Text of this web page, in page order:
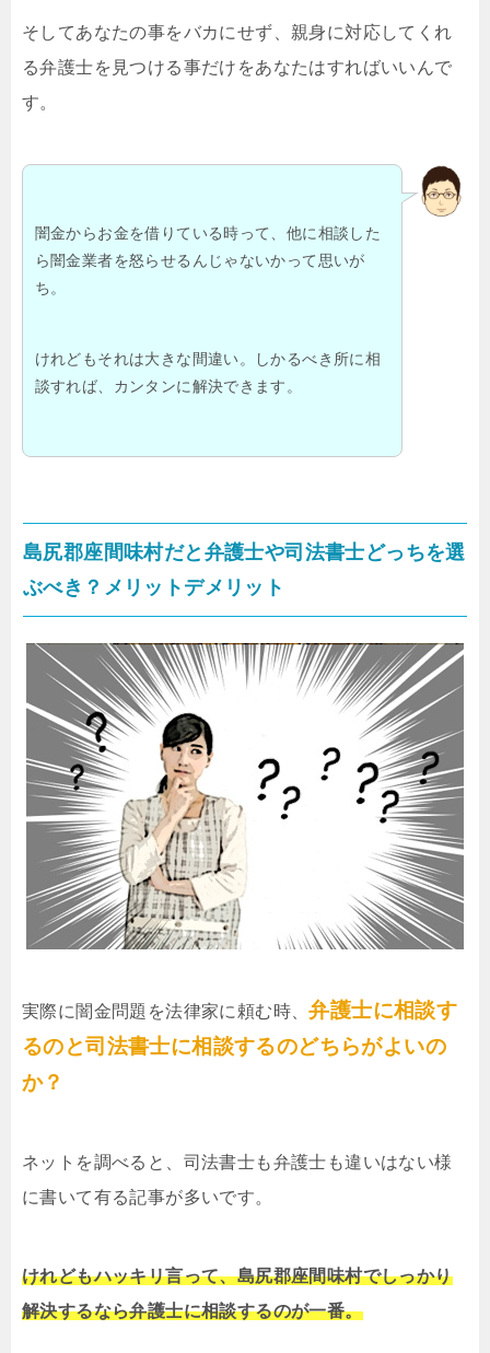
そしてあなたの事をバカにせず、親身に対応してくれ
る弁護士を見つける事だけをあなたはすればいいんで
す。
闇金からお金を借りている時って、他に相談した
ら闇金業者を怒らせるんじゃないかって思いが
ち。
けれどもそれは大きな間違い。しかるべき所に相
談すれば、カンタンに解決できます。
島尻郡座間味村だと弁護士や司法書士どっちを選
ぶべき？メリットデメリット
実際に闇金問題を法律家に頼む時、弁護士に相談す
るのと司法書士に相談するのどちらがよいの
か？
ネットを調べると、司法書士も弁護士も違いはない様
に書いて有る記事が多いです。
けれどもハッキリ言って、島尻郡座間味村でしっかり
解決するなら弁護士に相談するのが一番。